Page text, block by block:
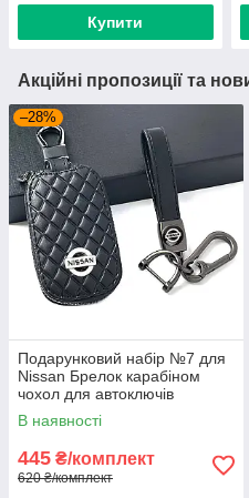
Купити
Акційні пропозиції та
–28%
Подарунковий набір №7 для
Nissan Брелок карабіном
чохол для автоключів
В наявності
445 ₴/комплект
620 ₴/комплект